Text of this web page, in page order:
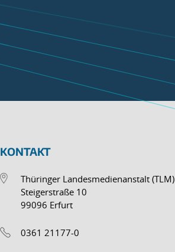
KONTAKT
Thüringer Landesmedienanstalt (TLM)
Steigerstraße 10
99096 Erfurt
0361 21177-0